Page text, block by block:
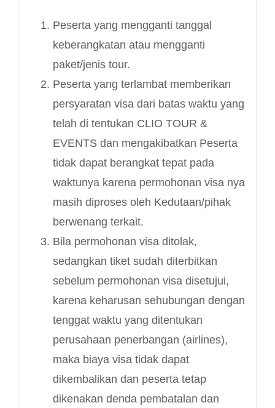
Peserta yang mengganti tanggal
keberangkatan atau mengganti
paket/jenis tour.
Peserta yang terlambat memberikan
persyaratan visa dari batas waktu yang
telah di tentukan CLIO TOUR &
EVENTS dan mengakibatkan Peserta
tidak dapat berangkat tepat pada
waktunya karena permohonan visa nya
masih diproses oleh Kedutaan/pihak
berwenang terkait.
Bila permohonan visa ditolak,
sedangkan tiket sudah diterbitkan
sebelum permohonan visa disetujui,
karena keharusan sehubungan dengan
tenggat waktu yang ditentukan
perusahaan penerbangan (airlines),
maka biaya visa tidak dapat
dikembalikan dan peserta tetap
dikenakan denda pembatalan dan